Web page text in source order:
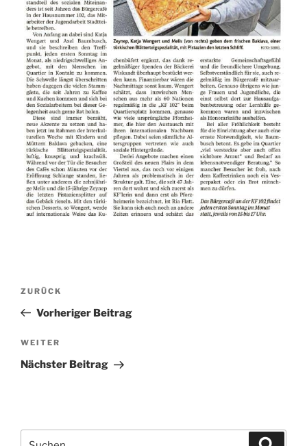
Beitragsnavigation
Vorheriger
Beitrag
ZURÜCK
Vorheriger Beitrag
Nächster
Beitrag
WEITER
Nächster Beitrag